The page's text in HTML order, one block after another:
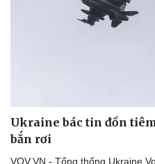
Lịch thi đấu bóng đá
Thế giới thể thao
eSports
Ukraine bác tin đồn
bắn rơi
VOV.VN - Tổng thống Ukraine